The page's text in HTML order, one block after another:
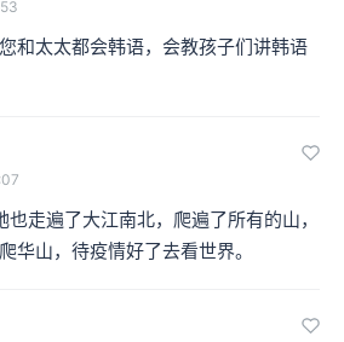
和太太都会韩语，会教孩子们讲韩语
走遍了大江南北，爬遍了所有的山，
华山，待疫情好了去看世界。